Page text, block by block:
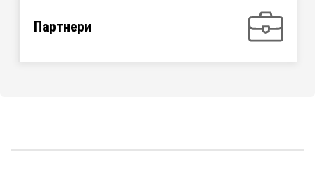
Партнери